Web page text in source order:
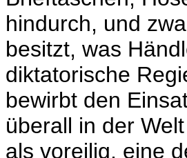
hindurch, und
besitzt, was
diktatorische
bewirbt den
überall in der
als voreilig, eine